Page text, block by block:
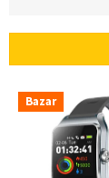
r
V Bazar